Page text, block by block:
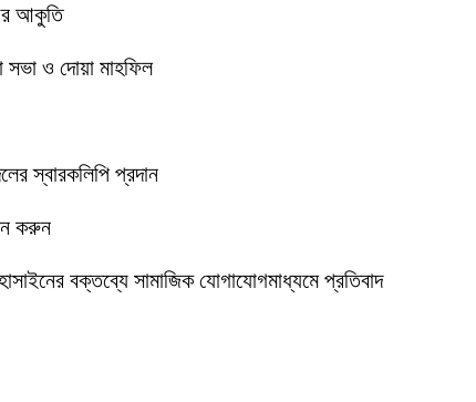
আকুতি
ও দোয়া মাহফিল
স্বারকলিপি প্রদান
করুন
বক্তব্যে সামাজিক যোগাযোগমাধ্যমে প্রতিবাদ